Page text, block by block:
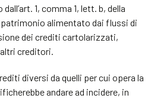
1, comma 1, lett. b, della
patrimonio alimentato dai flussi di
dei crediti cartolarizzati,
creditori.
diversi da quelli per cui opera la
andare ad incidere, in